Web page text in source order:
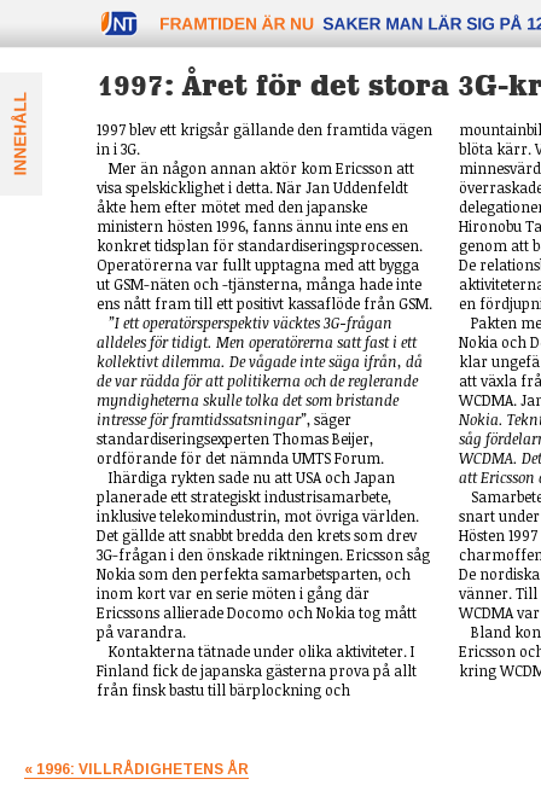
FRAMTIDEN äR NU
1997: Året för det stora 3G-
1997 blev ett krigsår gällande den framtida vägen
in i 3G.
Mer än någon annan aktör kom Ericsson att
visa spelskicklighet i detta. När Jan Uddenfeldt
åkte hem efter mötet med den japanske
ministern hösten 1996, fanns ännu inte ens en
konkret tidsplan för standardiseringsprocessen.
Operatörerna var fullt upptagna med att bygga
ut GSM-näten och -tjänsterna, många hade inte
ens nått fram till ett positivt kassaflöde från GSM.
”I ett operatörsperspektiv väcktes 3G-frågan
alldeles för tidigt. Men operatörerna satt fast i ett
kollektivt dilemma. De vågade inte säga ifrån, då
de var rädda för att politikerna och de reglerande
myndigheterna skulle tolka det som bristande
intresse för framtidssatsningar”, säger
standardiseringsexperten Thomas Beijer,
ordförande för det nämnda UMTS Forum.
Ihärdiga rykten sade nu att USA och Japan
planerade ett strategiskt industrisamarbete,
inklusive telekomindustrin, mot övriga världen.
Det gällde att snabbt bredda den krets som drev
3G-frågan i den önskade riktningen. Ericsson såg
Nokia som den perfekta samarbetsparten, och
inom kort var en serie möten i gång där
Ericssons allierade Docomo och Nokia tog mått
på varandra.
Kontakterna tätnade under olika aktiviteter. I
Finland fick de japanska gästerna prova på allt
från finsk bastu till bärplockning och
blöta kärr.
Hironobu
genom att
De
en
Pakten
Nokia och
klar
att växla
WCDMA.
Nokia.
såg
WCDMA.
att Ericsson
snart
Hösten
De
vänner. Till
WCDMA
Bland
Ericsson
kring
« 1996: VILLRÅDIGHETENS ÅR